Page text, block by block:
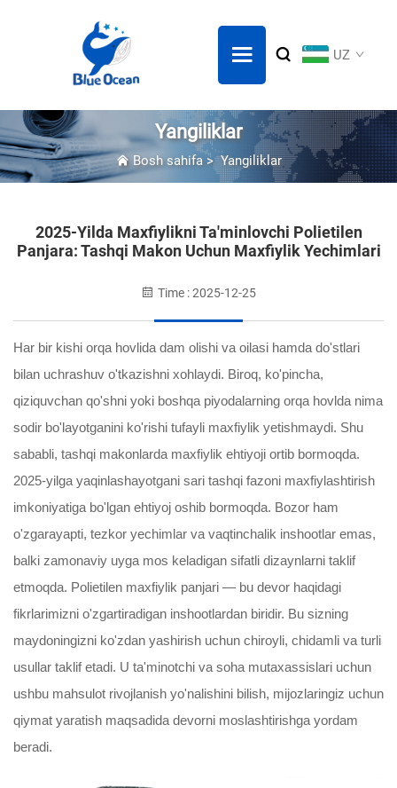
UZ
Yangiliklar
Bosh sahifa>Yangiliklar
2025-Yilda Maxfiylikni Ta'minlovchi Polietilen
Panjara: Tashqi Makon Uchun Maxfiylik Yechimlari
Time : 2025-12-25
Har bir kishi orqa hovlida dam olishi va oilasi hamda do'stlari
bilan uchrashuv o'tkazishni xohlaydi. Biroq, ko'pincha,
qiziquvchan qo'shni yoki boshqa piyodalarning orqa hovlda nima
sodir bo'layotganini ko'rishi tufayli maxfiylik yetishmaydi. Shu
sababli, tashqi makonlarda maxfiylik ehtiyoji ortib bormoqda.
2025-yilga yaqinlashayotgani sari tashqi fazoni maxfiylashtirish
imkoniyatiga bo'lgan ehtiyoj oshib bormoqda. Bozor ham
o'zgarayapti, tezkor yechimlar va vaqtinchalik inshootlar emas,
balki zamonaviy uyga mos keladigan sifatli dizaynlarni taklif
etmoqda. Polietilen maxfiylik panjari — bu devor haqidagi
fikrlarimizni o'zgartiradigan inshootlardan biridir. Bu sizning
maydoningizni ko'zdan yashirish uchun chiroyli, chidamli va turli
usullar taklif etadi. U ta'minotchi va soha mutaxassislari uchun
ushbu mahsulot rivojlanish yo'nalishini bilish, mijozlaringiz uchun
qiymat yaratish maqsadida devorni moslashtirishga yordam
beradi.